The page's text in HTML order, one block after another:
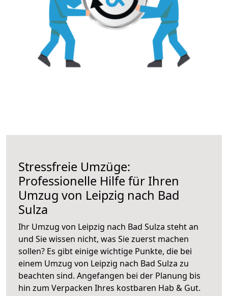
Stressfreie Umzüge:
Professionelle Hilfe für Ihren
Umzug von Leipzig nach Bad
Sulza
Ihr Umzug von Leipzig nach Bad Sulza steht an
und Sie wissen nicht, was Sie zuerst machen
sollen? Es gibt einige wichtige Punkte, die bei
einem Umzug von Leipzig nach Bad Sulza zu
beachten sind. Angefangen bei der Planung bis
hin zum Verpacken Ihres kostbaren Hab & Gut.